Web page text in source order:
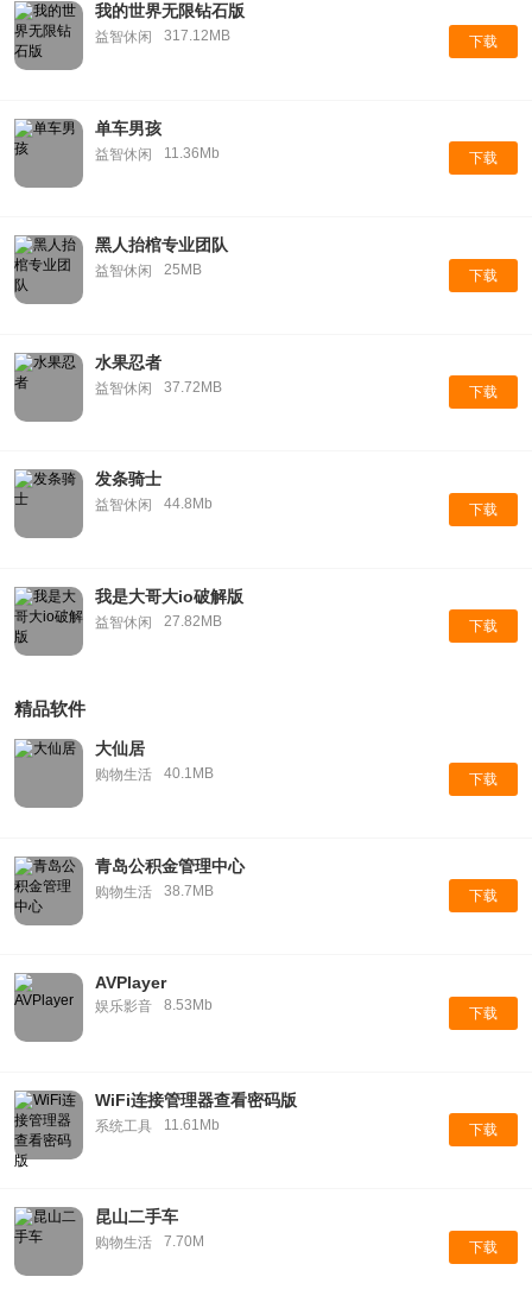
我的世界无限钻石版
益智休闲 317.12MB 下载
单车男孩
益智休闲 11.36Mb 下载
黑人抬棺专业团队
益智休闲 25MB 下载
水果忍者
益智休闲 37.72MB 下载
发条骑士
益智休闲 44.8Mb 下载
我是大哥大io破解版
益智休闲 27.82MB 下载
精品软件
大仙居
购物生活 40.1MB 下载
青岛公积金管理中心
购物生活 38.7MB 下载
AVPlayer
娱乐影音 8.53Mb 下载
WiFi连接管理器查看密码版
系统工具 11.61Mb 下载
昆山二手车
购物生活 7.70M 下载